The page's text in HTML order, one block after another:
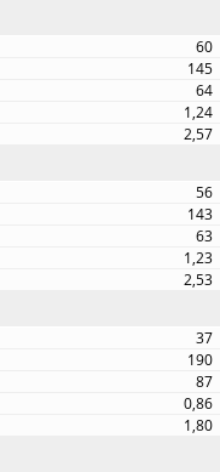
60
145
64
1,24
2,57
56
143
63
1,23
2,53
37
190
87
0,86
1,80